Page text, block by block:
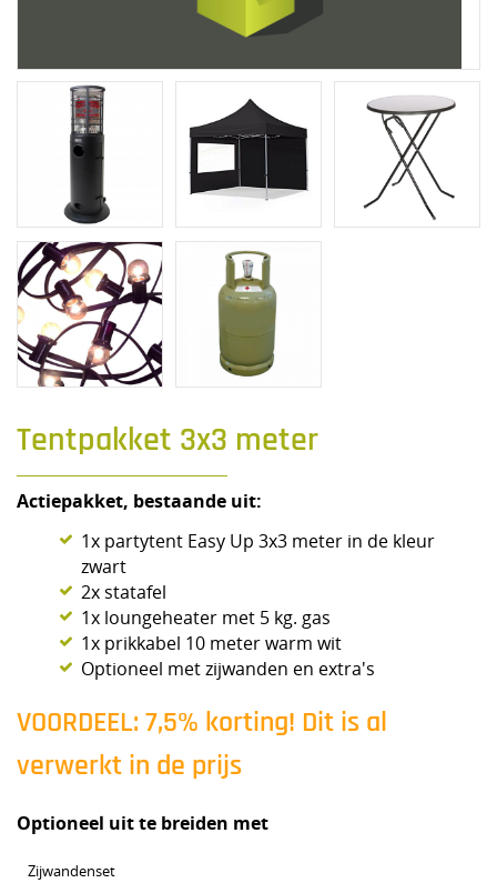
Tentpakket 3x3 meter
Actiepakket, bestaande uit:
1x partytent Easy Up 3x3 meter in de kleur
zwart
2x statafel
1x loungeheater met 5 kg. gas
1x prikkabel 10 meter warm wit
Optioneel met zijwanden en extra's
VOORDEEL: 7,5% korting! Dit is al
verwerkt in de prijs
Optioneel uit te breiden met
Zijwandenset